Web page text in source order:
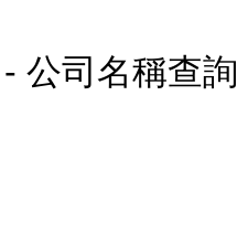
公司名稱查詢